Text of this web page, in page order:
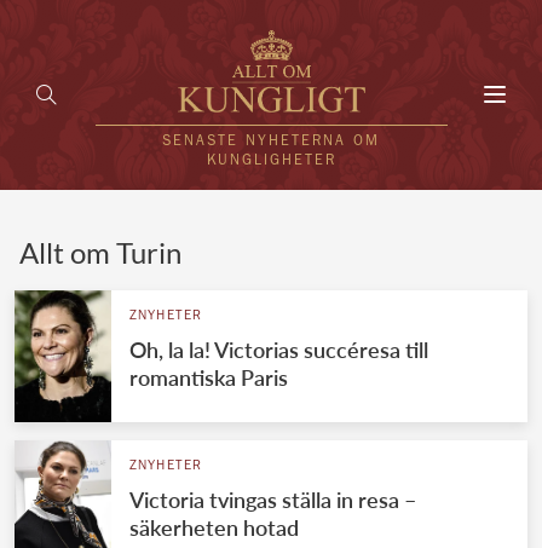
SENASTE NYHETERNA OM
KUNGLIGHETER
UTLÄNDSKT
VÄRLDENS KUNGAHUS
Svenska kungahuset
Brittiska kungahuset
REDAKTION
Allt om Turin
ZNYHETER
Oh, la la! Victorias succéresa till
romantiska Paris
ZNYHETER
Victoria tvingas ställa in resa –
säkerheten hotad